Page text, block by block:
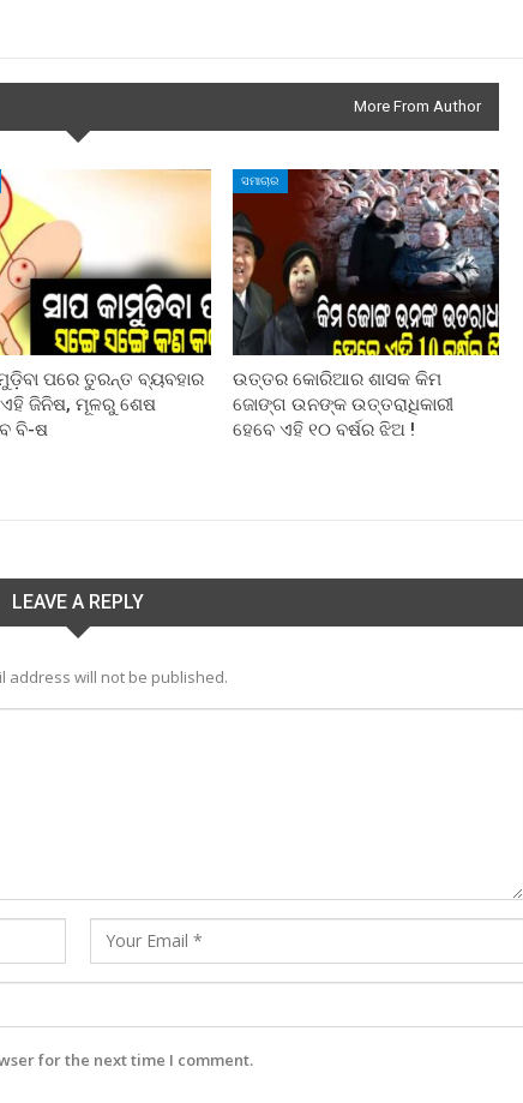
More From Author
ପରେ ତୁରନ୍ତ ବ୍ୟବହାର
ଜିନିଷ, ମୂଳରୁ ଶେଷ
ବି-ଷ
ସମାଚାର
ଉତ୍ତର କୋରିଆର ଶାସକ କିମ
ଜୋଙ୍ଗ ଉନଙ୍କ ଉତ୍ତରାଧିକାରୀ
ହେବେ ଏହି ୧୦ ବର୍ଷର ଝିଅ !
LEAVE A REPLY
address will not be published.
for the next time I comment.